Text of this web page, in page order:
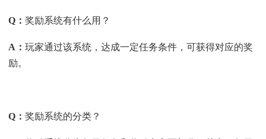
Q ：奖励系统有什么用？
A ：玩家通过该系统，达成一定任务条件，可获得对应的奖
励。
Q ：奖励系统的分类？